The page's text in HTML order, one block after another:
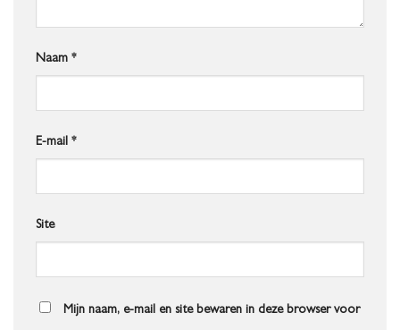
Naam *
E-mail *
Site
Mijn naam, e-mail en site bewaren in deze browser voor